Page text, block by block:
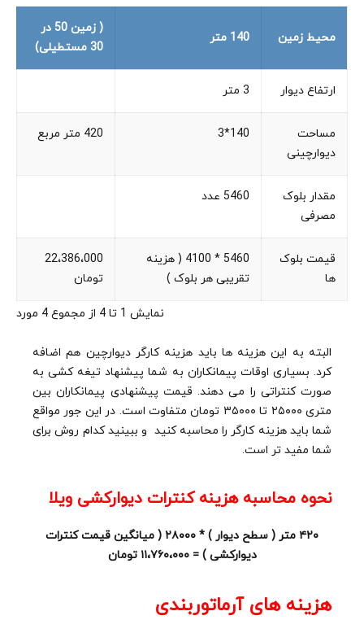
محیط زمین 140 متر
( زمین 50 در
30 مستطیلی)
ارتفاع دیوار 3 متر
مساحت
دیوارچینی
140*3 420 متر مربع
مقدار بلوک
مصرفی
5460 عدد
قیمت بلوک
ها
5460 * 4100 ( هزینه
تقریبی هر بلوک )
22،386،000
تومان
نمایش 1 تا 4 از مجموع 4 مورد
البته به این هزینه ها باید هزینه کارگر دیوارچین هم اضافه
کرد. بسیاری اوقات پیمانکاران به شما پیشنهاد تیغه کشی به
صورت کنتراتی را می دهند. قیمت پیشنهادی پیمانکاران بین
متری ۲۵۰۰۰ تا ۳۵۰۰۰ تومان متفاوت است. در این جور مواقع
شما باید هزینه کارگر را محاسبه کنید و ببینید کدام روش برای
شما مفید تر است.
نحوه محاسبه هزینه کنترات دیوارکشی ویلا
۴۲۰ متر ( سطح دیوار ) * ۲۸۰۰۰ ( میانگین قیمت کنترات
دیوارکشی ) = ۱۱،۷۶۰،۰۰۰ تومان
هزینه های آرماتوربندی